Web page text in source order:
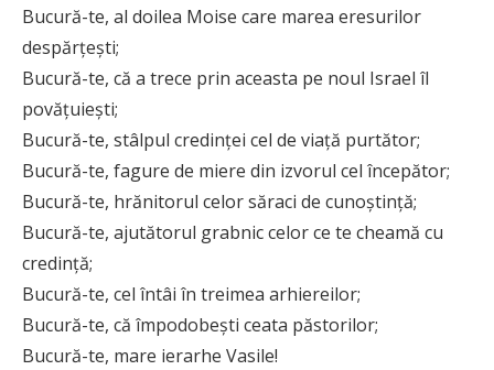
Bucură-te, al doilea Moise care marea eresurilor
despărţeşti;
Bucură-te, că a trece prin aceasta pe noul Israel îl
povăţuieşti;
Bucură-te, stâlpul credinţei cel de viaţă purtător;
Bucură-te, fagure de miere din izvorul cel începător;
Bucură-te, hrănitorul celor săraci de cunoştinţă;
Bucură-te, ajutătorul grabnic celor ce te cheamă cu
credinţă;
Bucură-te, cel întâi în treimea arhiereilor;
Bucură-te, că împodobeşti ceata păstorilor;
Bucură-te, mare ierarhe Vasile!